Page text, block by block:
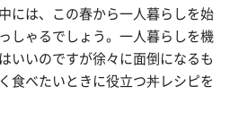
には、この春から一人暮らしを始
しゃるでしょう。一人暮らしを機
いいのですが徐々に面倒になるも
食べたいときに役立つ丼レシピを